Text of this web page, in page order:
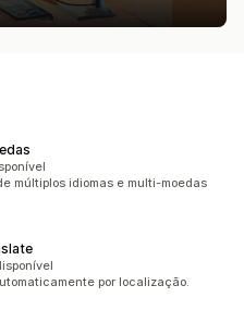
múltiplos idiomas e multi-moedas
por localização.